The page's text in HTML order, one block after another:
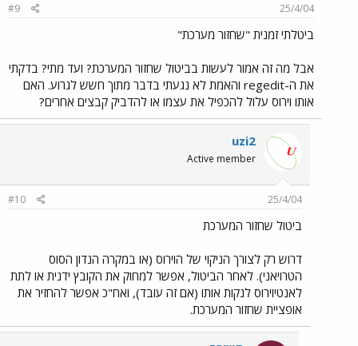
25/4/04
#9
ביטלתי זמנית "שחזור מערכת"
אבל מה זה אמור לעשות בביטול שחזור המערכת? ועד מתי? בדקתי
את ה-regedit והאמת לא נגעתי בדבר מתוך חשש לגרוע. האם
אותו וירוס עלול להכפיל את עצמו או להדביק קבצים אחרים?
uzi2
Active member
25/4/04
#10
ביטול שחזור המערכת
דרוש רק לצורך הניקוי של הוירוס (או במקרה הנדון הסוס
הטרויאני). לאחר הביטול, אפשר למחוק את הקובץ ידנית או לתת
לאנטיוירוס לנקות אותו (אם זה עובד), ואח"כ אפשר להחזיר את
אופציית שחזור המערכת.